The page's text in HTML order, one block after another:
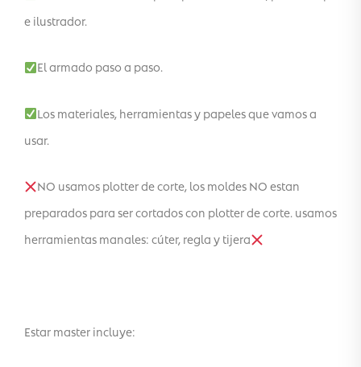
e ilustrador.
El armado paso a paso.
Los materiales, herramientas y papeles que vamos a
usar.
NO usamos plotter de corte, los moldes NO estan
preparados para ser cortados con plotter de corte. usamos
herramientas manales: cúter, regla y tijera
Estar master incluye: